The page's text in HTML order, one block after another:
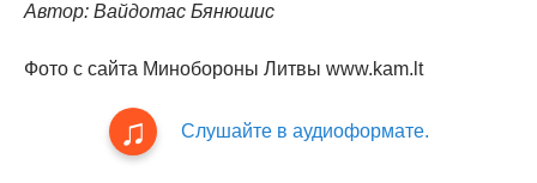
Автор: Вайдотас Бянюшис
Фото с сайта Минобороны Литвы www.kam.lt
Слушайте в аудиоформате.